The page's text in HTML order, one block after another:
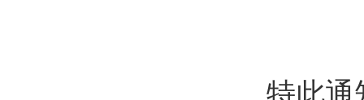
特此通